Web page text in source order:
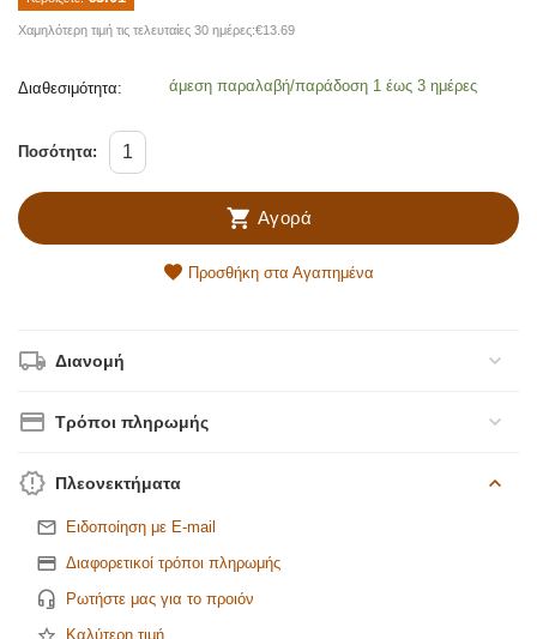
Χαμηλότερη τιμή τις τελευταίες 30 ημέρες:€13.69
Διαθεσιμότητα: άμεση παραλαβή/παράδοση 1 έως 3 ημέρες
Ποσότητα:
Αγορά
Προσθήκη στα Αγαπημένα
Διανομή
Τρόποι πληρωμής
Πλεονεκτήματα
Ειδοποίηση με E-mail
Διαφορετικοί τρόποι πληρωμής
Ρωτήστε μας για το προιόν
Καλύτερη τιμή